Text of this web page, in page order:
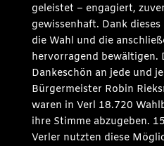
geleistet – engagiert,
gewissenhaft. Dank
die Wahl und die
hervorragend bewältigen.
Dankeschön an jede und
Bürgermeister Robin
waren in Verl 18.720
ihre Stimme abzugeben.
Verler nutzten diese